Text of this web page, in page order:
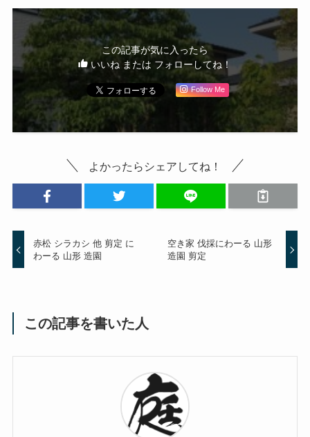
この記事が気に入ったら
いいね または フォローしてね！
Follow Me
よかったらシェアしてね！
赤松 シラカシ 他 剪定 に
わーる 山形 造園
空き家 伐採にわーる 山形
造園 剪定
この記事を書いた人